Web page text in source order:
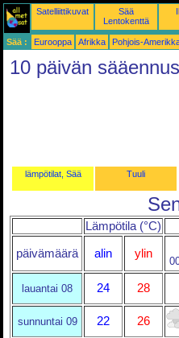
Satelliittikuvat
Sää
Lentokenttä
Sää : Eurooppa Afrikka Pohjois-
10 päivän
lämpötilat, Sää Tuuli
Lämpötila (°C)
päivämäärä alin ylin
lauantai 08 24 28
sunnuntai 09 22 26